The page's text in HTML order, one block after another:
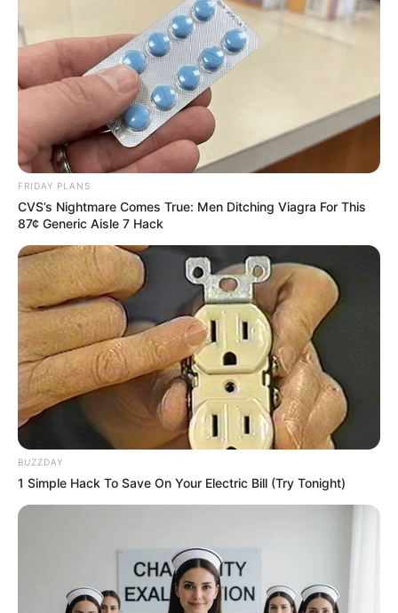
há 9 anos
em resposta à simone deber
Olá, Simone. Que bom que você gostou do tapete.
Um abraço!
18.079.935/0001-70
Artesanatos
Encadernação Artesanal
Filtro dos Sonhos
Patchwork
FRIDAY PLANS
CVS’s Nightmare Comes True: Men Ditching Viagra For This
87¢ Generic Aisle 7 Hack
BUZZDAY
1 Simple Hack To Save On Your Electric Bill (Try Tonight)